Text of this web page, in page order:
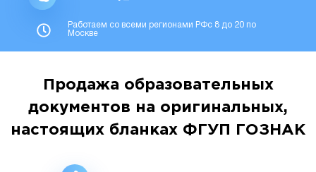
Работаем со всеми регионами РФс 8 до 20 по
Москве
Продажа образовательных
документов на оригинальных,
настоящих бланках ФГУП ГОЗНАК